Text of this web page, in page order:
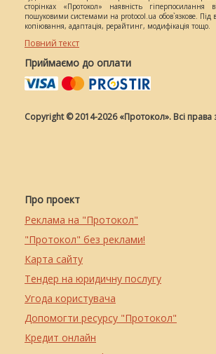
сторінках «Протокол» наявність гіперпосилання
пошуковими системами на protocol.ua обов`язкове. Під
копіювання, адаптація, рерайтинг, модифікація тощо.
Повний текст
Приймаємо до оплати
Copyright © 2014-2026 «Протокол». Всі права
Про проект
Реклама на "Протокол"
"Протокол" без реклами!
Карта сайту
Тендер на юридичну послугу
Угода користувача
Допомогти ресурсу "Протокол"
Кредит онлайн